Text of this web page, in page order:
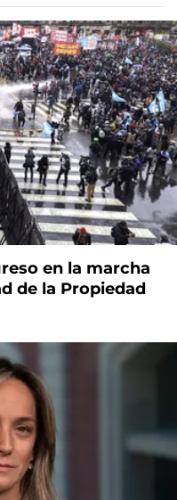
en la marcha
de la Propiedad